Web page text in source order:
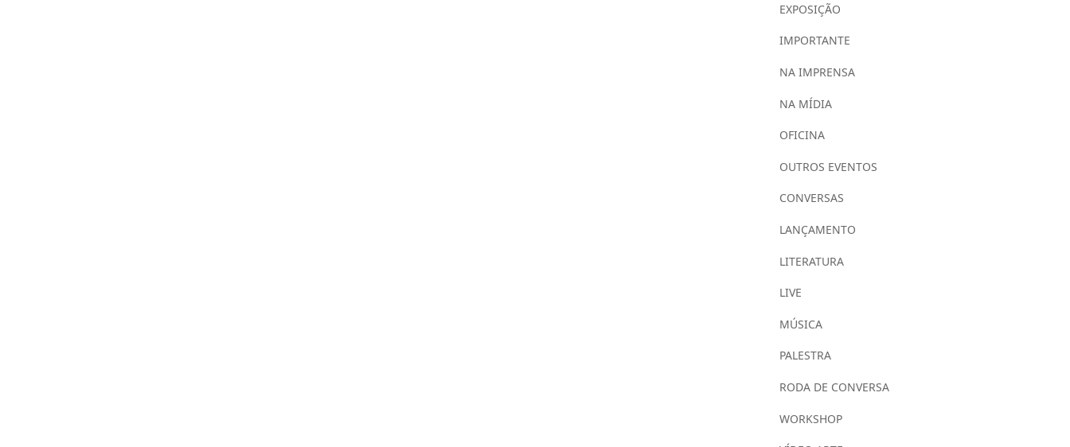
EXPOSIÇÃO
IMPORTANTE
NA IMPRENSA
NA MÍDIA
OFICINA
OUTROS EVENTOS
CONVERSAS
LANÇAMENTO
LITERATURA
LIVE
MÚSICA
PALESTRA
RODA DE CONVERSA
WORKSHOP